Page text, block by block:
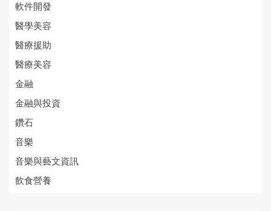
軟件開發
醫學美容
醫療援助
醫療美容
金融
金融與投資
鑽石
音樂
音樂與藝文資訊
飲食營養